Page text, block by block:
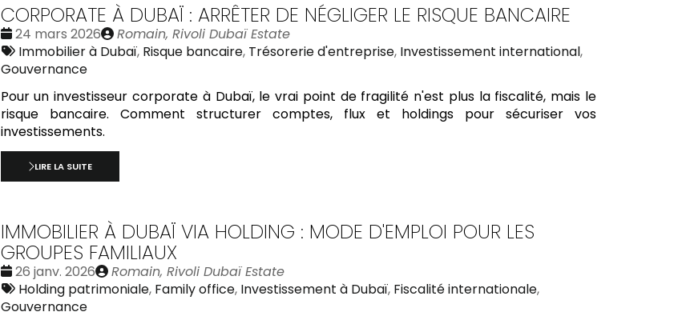
CORPORATE À DUBAÏ : ARRÊTER DE NÉGLIGER LE RISQUE BANCAIRE
Date
:
24 mars 2026
Publié
par
Romain, Rivoli Dubaï Estate
Tags
:
Immobilier à Dubaï, Risque bancaire, Trésorerie d'entreprise, Investissement international,
Gouvernance
Pour un investisseur corporate à Dubaï, le vrai point de fragilité n'est plus la fiscalité, mais le
risque bancaire. Comment structurer comptes, flux et holdings pour sécuriser vos
investissements.
LIRE LA SUITE
IMMOBILIER À DUBAÏ VIA HOLDING : MODE D'EMPLOI POUR LES
GROUPES FAMILIAUX
Date
:
26 janv. 2026
Publié
par
Romain, Rivoli Dubaï Estate
Tags
:
Holding patrimoniale, Family office, Investissement à Dubaï, Fiscalité internationale,
Gouvernance